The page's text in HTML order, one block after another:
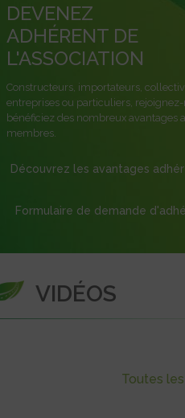
DEVENEZ
ADHÉRENT DE
L'ASSOCIATION
Constructeurs, importateurs,
entreprises ou particuliers, rejoignez-
bénéficiez des nombreux avantages
membres.
Découvrez les avantages
Formulaire de demande
VIDÉOS
Toutes